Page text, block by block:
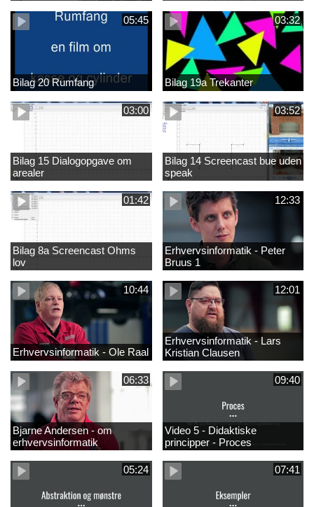
05:45
Bilag 20 Rumfang
03:32
Bilag 19a Trekanter
03:00
Bilag 15 Dialogopgave om
arealer
03:52
Bilag 14 Screencast bue uden
speak
01:42
Bilag 8a Screencast Ohms
lov
12:33
Erhvervsinformatik - Peter
Bruus 1
10:44
Erhvervsinformatik - Ole Raal
12:01
Erhvervsinformatik - Lars
Kristian Clausen
06:33
Bjarne Andersen - om
erhvervsinformatik
09:40
Video 5 - Didaktiske
principper - Proces
05:24 07:41